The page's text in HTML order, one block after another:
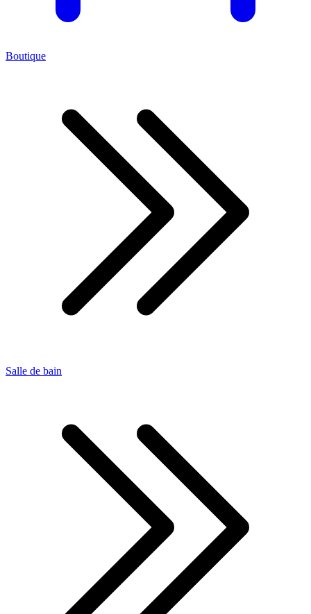
Boutique
Salle de bain